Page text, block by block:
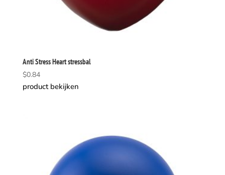
Anti Stress Heart stressbal
$0.84
product bekijken